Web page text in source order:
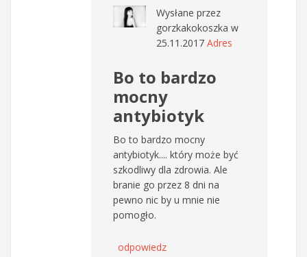
Wysłane przez
gorzkakokoszka w
25.11.2017 Adres
Bo to bardzo
mocny
antybiotyk
Bo to bardzo mocny
antybiotyk.... który może być
szkodliwy dla zdrowia. Ale
branie go przez 8 dni na
pewno nic by u mnie nie
pomogło.
odpowiedz